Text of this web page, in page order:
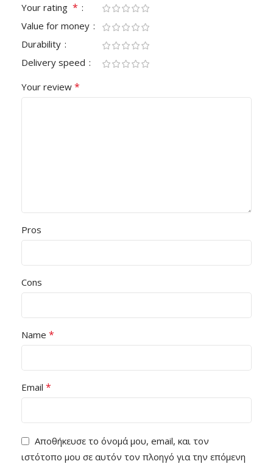
Your rating *
Value for money
Durability
Delivery speed
Your review *
Pros
Cons
Name *
Email *
Αποθήκευσε το όνομά μου, email, και τον
ιστότοπο μου σε αυτόν τον πλοηγό για την επόμενη